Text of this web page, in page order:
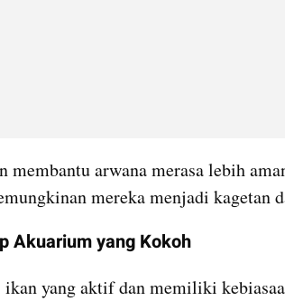
membantu arwana merasa lebih
mereka menjadi kagetan
Akuarium yang Kokoh
yang aktif dan memiliki